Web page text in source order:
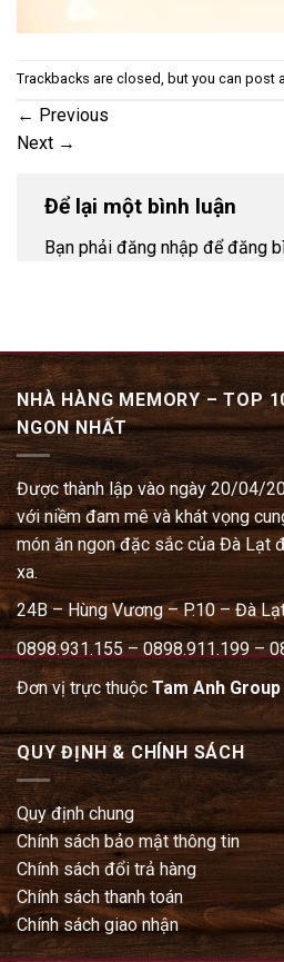
Trackbacks are closed, but you can post
← Previous
Next →
Để lại một bình luận
Bạn phải đăng nhập để đăng
NHÀ HÀNG MEMORY – TOP
NGON NHẤT
Được thành lập vào ngày 20/04/
với niềm đam mê và khát vọng
món ăn ngon đặc sắc của Đà Lạt
xa.
24B – Hùng Vương – P.10 – Đà
0898.931.155 – 0898.911.199 –
Đơn vị trực thuộcTam Anh Group
QUY ĐỊNH & CHÍNH SÁCH
Quy định chung
Chính sách bảo mật thông tin
Chính sách đổi trả hàng
Chính sách thanh toán
Chính sách giao nhận